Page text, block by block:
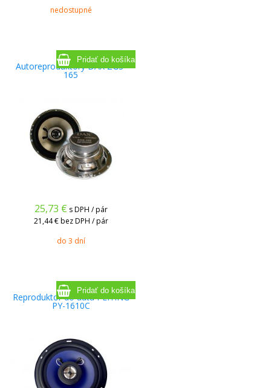
nedostupné
Autoreproduktory DAX ZGS-
165
25,73 € s DPH / pár
21,44 € bez DPH / pár
do 3 dní
Reproduktor do auta PEIYING
PY-1610C